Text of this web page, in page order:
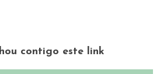
contigo este link